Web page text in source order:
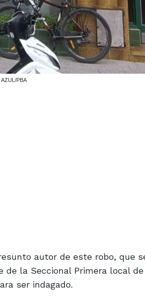
AZUL/PBA
autor de este robo, que
la Seccional Primera local
ser indagado.